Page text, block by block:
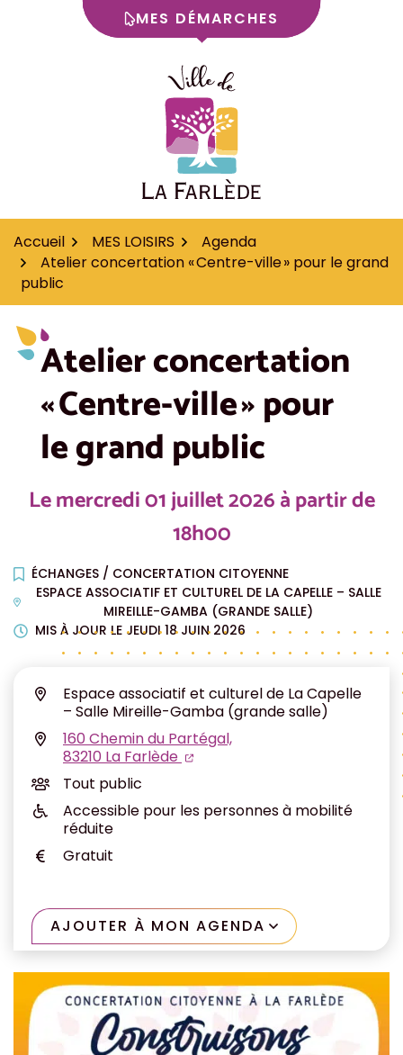
"Logo de la ville de
MES DÉMARCHES
Accueil MES LOISIRS
Agenda
Atelier concertation « Centre-ville » pour le grand
public
Atelier concertation
« Centre-ville » pour
le grand public
Lemercredi01juillet2026à partir de
18h00
ÉCHANGES / CONCERTATION CITOYENNE
ESPACE ASSOCIATIF ET CULTUREL DE LA CAPELLE – SALLE
MIREILLE-GAMBA (GRANDE SALLE)
MIS À JOUR LE JEUDI 18 JUIN 2026
Infos utilesEspace associatif et culturel de La Capelle
– Salle Mireille-Gamba (grande salle)
160 Chemin du Partégal,
83210 La Farlède (ouverture dans un nouvel
(ouverture dans un nouvel
Tout public
Accessible pour les personnes à mobilité
réduite
Gratuit
AJOUTER À MON AGENDA